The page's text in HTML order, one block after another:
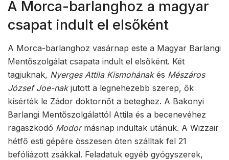
A Morca-barlanghoz a magyar
csapat indult el elsőként
A Morca-barlanghoz vasárnap este a Magyar Barlangi
Mentőszolgálat csapata indult el elsőként. Két
tagjuknak, Nyerges Attila Kismohánakés Mészáros
József Joe-nakjutott a legnehezebb szerep, ők
kísérték le Zádor doktornőt a beteghez. A Bakonyi
Barlangi Mentőszolgálattól Attila és a becenevéhez
ragaszkodó Modormásnap indultak utánuk. A Wizzair
hétfő esti gépére összesen öten szálltak fel 21
befóliázott zsákkal. Feladatuk egyéb gyógyszerek,